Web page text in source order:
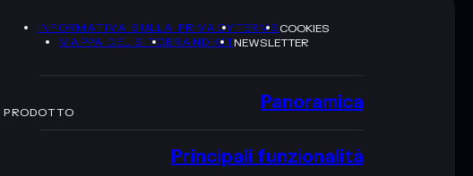
INFORMATIVA SULLA PRIVACYTERMSCOOKIES
MAPPA DEL SITOBRAND KITNEWSLETTER
PRODOTTO Panoramica
Principali funzionalità